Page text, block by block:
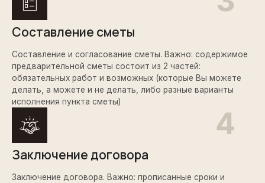
Составление сметы
Составление и согласование сметы. Важно: содержимое
предварительной сметы состоит из 2 частей:
обязательных работ и возможных (которые Вы можете
делать, а можете и не делать, либо разные варианты
исполнения пункта сметы)
Заключение договора
Заключение договора. Важно: прописанные сроки и